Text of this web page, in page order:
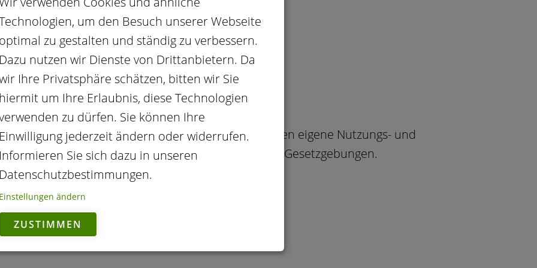
OMIDA Webseite! Die folgenden Webseiten besitzen eigene Nutzungs- und
möglicherweise anderen Vorschriften und Gesetzgebungen.
um den Besuch unserer Webseite
optimal zu gestalten und ständig zu verbessern.
Dazu nutzen wir Dienste von Drittanbietern. Da
Ihre Privatsphäre schätzen, bitten wir Sie
hiermit um Ihre Erlaubnis, diese Technologien
zu dürfen. Sie können Ihre
Einwilligung jederzeit ändern oder widerrufen.
Informieren Sie sich dazu in unseren
Datenschutzbestimmungen.
Einstellungen ändern
ZUSTIMMEN